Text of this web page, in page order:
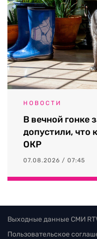
НОВОСТИ
В вечной гонке
допустили, что
ОКР
07.08.2026 / 07:45
Выходные данные СМИ
Пользовательское